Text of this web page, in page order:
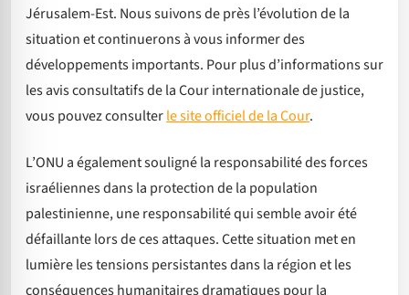
Jérusalem-Est. Nous suivons de près l’évolution de la
situation et continuerons à vous informer des
développements importants. Pour plus d’informations sur
les avis consultatifs de la Cour internationale de justice,
vous pouvez consulterle site officiel de la Cour.
L’ONU a également souligné la responsabilité des forces
israéliennes dans la protection de la population
palestinienne, une responsabilité qui semble avoir été
défaillante lors de ces attaques. Cette situation met en
lumière les tensions persistantes dans la région et les
conséquences humanitaires dramatiques pour la